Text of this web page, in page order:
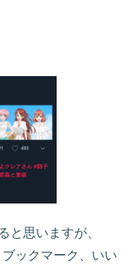
と思いますが、
ックマーク、いい